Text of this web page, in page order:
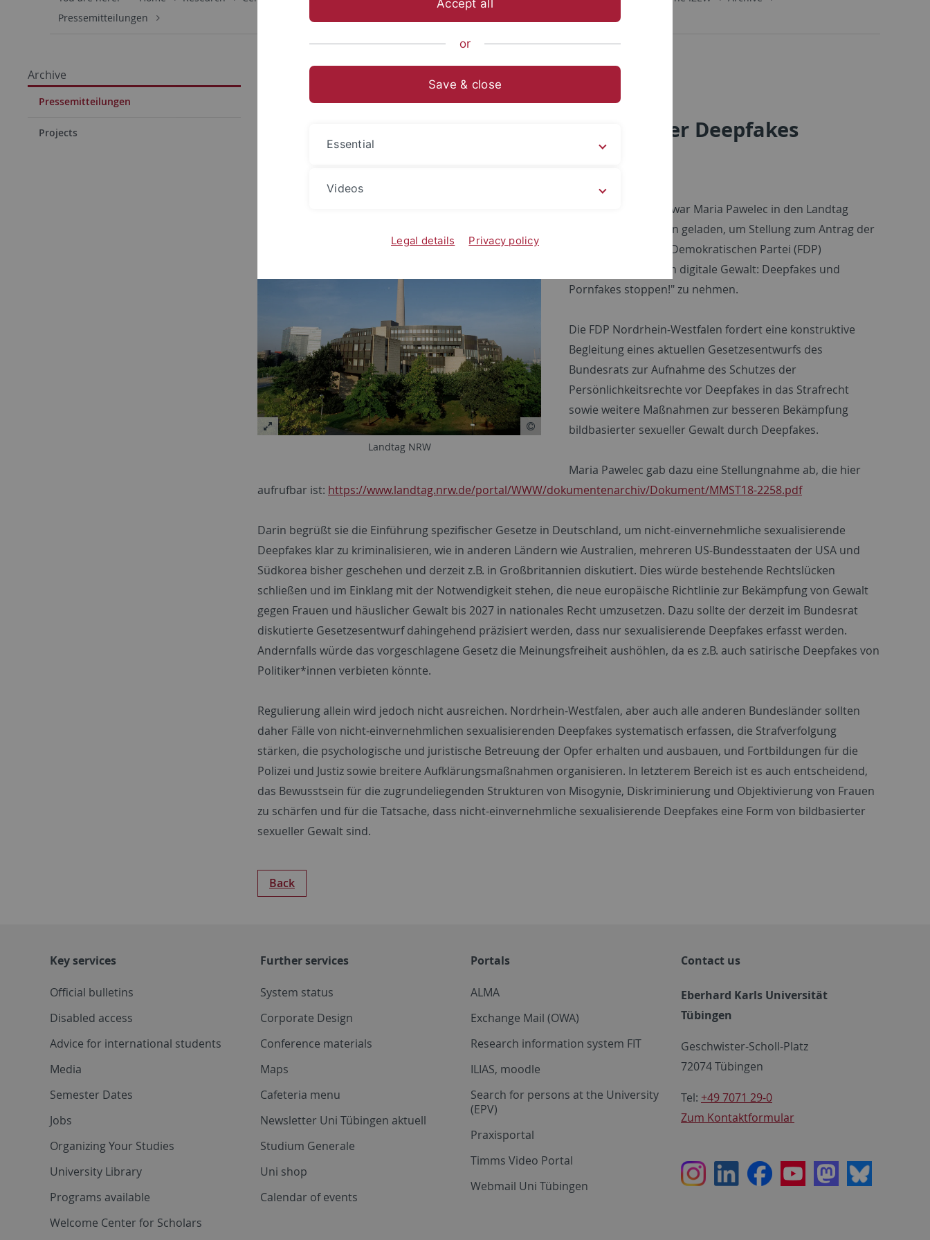
Pressemitteilungen
Archive
Pressemitteilungen
Projects
Pressemitteilungen
21.01.2025
Anhörung zur Regulierung sexualisierender Deepfakes
Landtag NRW
Am 16. Januar 2025 war Maria Pawelec in den Landtag
Nordrhein-Westfalen geladen, um Stellung zum Antrag der
Fraktion der Freien Demokratischen Partei (FDP)
"Entschlossen gegen digitale Gewalt: Deepfakes und
Pornfakes stoppen!" zu nehmen.
Die FDP Nordrhein-Westfalen fordert eine konstruktive
Begleitung eines aktuellen Gesetzesentwurfs des
Bundesrats zur Aufnahme des Schutzes der
Persönlichkeitsrechte vor Deepfakes in das Strafrecht
sowie weitere Maßnahmen zur besseren Bekämpfung
bildbasierter sexueller Gewalt durch Deepfakes.
Maria Pawelec gab dazu eine Stellungnahme ab, die hier
aufrufbar ist: https://www.landtag.nrw.de/portal/WWW/dokumentenarchiv/Dokument/MMST18-2258.pdf
Darin begrüßt sie die Einführung spezifischer Gesetze in Deutschland, um nicht-einvernehmliche sexualisierende
Deepfakes klar zu kriminalisieren, wie in anderen Ländern wie Australien, mehreren US-Bundesstaaten der USA und
Südkorea bisher geschehen und derzeit z.B. in Großbritannien diskutiert. Dies würde bestehende Rechtslücken
schließen und im Einklang mit der Notwendigkeit stehen, die neue europäische Richtlinie zur Bekämpfung von Gewalt
gegen Frauen und häuslicher Gewalt bis 2027 in nationales Recht umzusetzen. Dazu sollte der derzeit im Bundesrat
diskutierte Gesetzesentwurf dahingehend präzisiert werden, dass nur sexualisierende Deepfakes erfasst werden.
Andernfalls würde das vorgeschlagene Gesetz die Meinungsfreiheit aushöhlen, da es z.B. auch satirische Deepfakes von
Politiker*innen verbieten könnte.
Regulierung allein wird jedoch nicht ausreichen. Nordrhein-Westfalen, aber auch alle anderen Bundesländer sollten
daher Fälle von nicht-einvernehmlichen sexualisierenden Deepfakes systematisch erfassen, die Strafverfolgung
stärken, die psychologische und juristische Betreuung der Opfer erhalten und ausbauen, und Fortbildungen für die
Polizei und Justiz sowie breitere Aufklärungsmaßnahmen organisieren. In letzterem Bereich ist es auch entscheidend,
das Bewusstsein für die zugrundeliegenden Strukturen von Misogynie, Diskriminierung und Objektivierung von Frauen
zu schärfen und für die Tatsache, dass nicht-einvernehmliche sexualisierende Deepfakes eine Form von bildbasierter
sexueller Gewalt sind.
Back
Key services
Official bulletins
Disabled access
Advice for international students
Media
Semester Dates
Jobs
Organizing Your Studies
University Library
Programs available
Welcome Center for Scholars
Further services
System status
Corporate Design
Conference materials
Maps
Cafeteria menu
Newsletter Uni Tübingen aktuell
Studium Generale
Uni shop
Calendar of events
Portals
ALMA
Exchange Mail (OWA)
Research information system FIT
ILIAS, moodle
Search for persons at the University
(EPV)
Praxisportal
Timms Video Portal
Webmail Uni Tübingen
Contact us
Eberhard Karls Universität
Tübingen
Geschwister-Scholl-Platz
72074 Tübingen
Tel: +49 7071 29-0
Zum Kontaktformular
InstagramLinkedInFacebookYoutubeMastodon
Bluesky
Accept all
or
Save & close
Essential
Videos
Legal details Privacy policy